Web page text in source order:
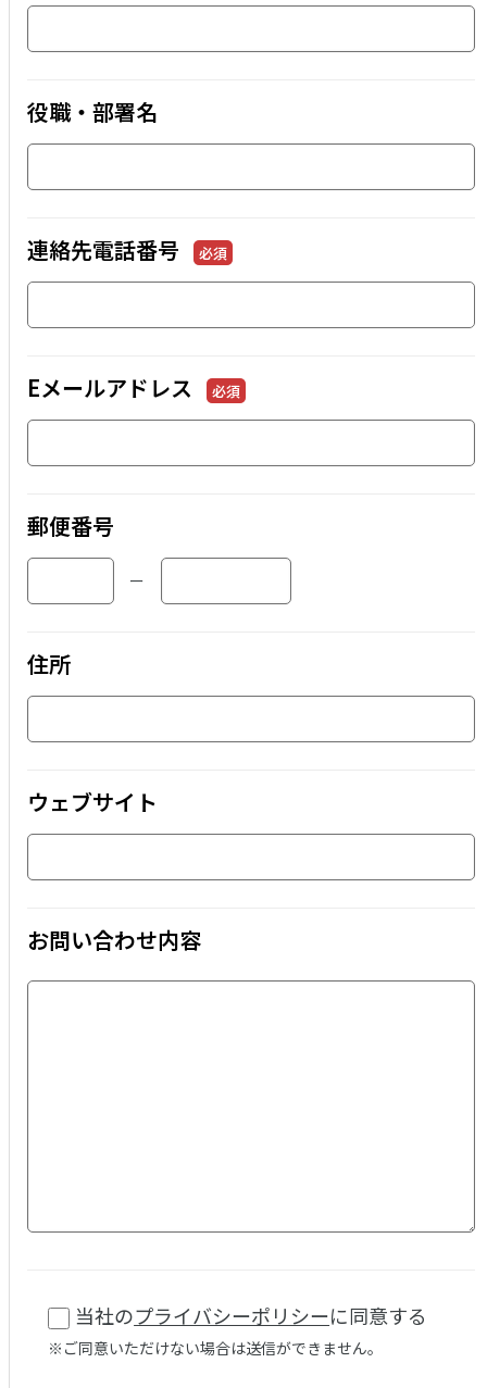
役職・部署名
連絡先電話番号 必須
Eメールアドレス 必須
郵便番号
ー
住所
ウェブサイト
お問い合わせ内容
当社のプライバシーポリシーに同意する
※ご同意いただけない場合は送信ができません。